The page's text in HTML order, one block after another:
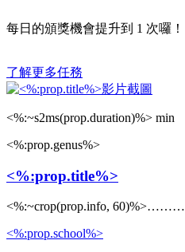
每日的頒獎機會提升到 1 次囉！
了解更多任務
<%:~s2ms(prop.duration)%> min
<%:prop.genus%>
<%:prop.title%>
<%:~crop(prop.info, 60)%>………
<%:prop.school%>